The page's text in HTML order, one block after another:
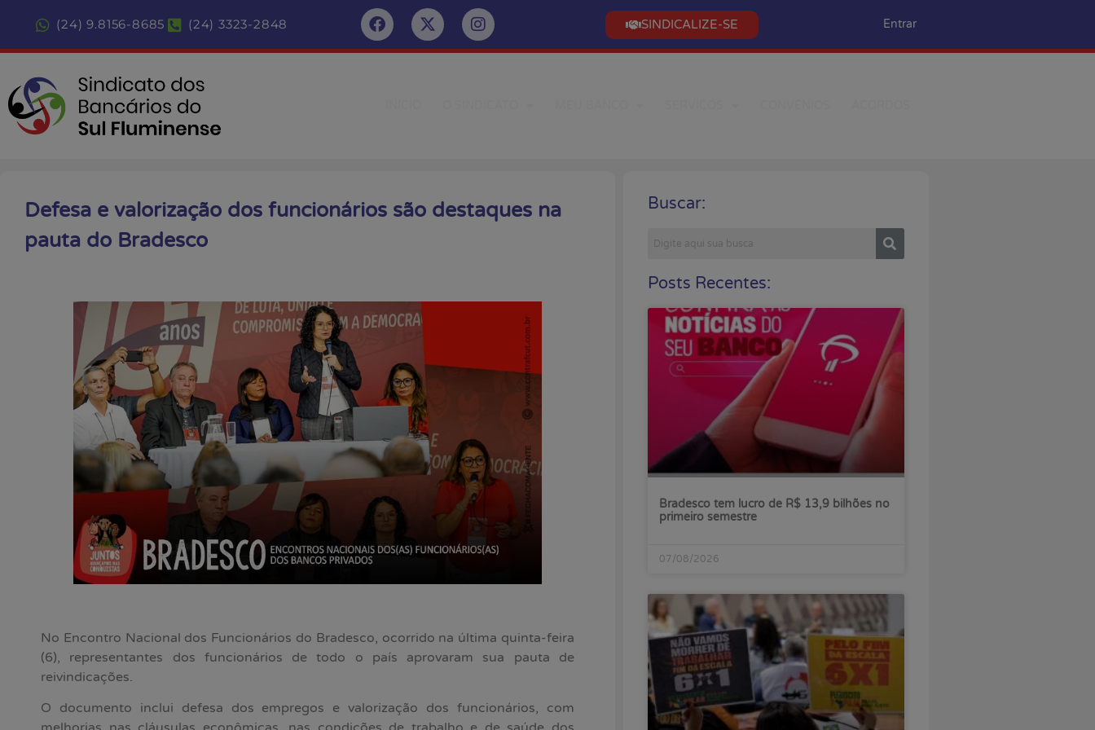
(24) 9.8156-8685 (24) 3323-2848 SINDICALIZE-SE Entrar
Defesa e valorização dos funcionários são destaques na
pauta do Bradesco
No Encontro Nacional dos Funcionários do Bradesco, ocorrido na última quinta-feira
(6), representantes dos funcionários de todo o país aprovaram sua pauta de
reivindicações.
O documento inclui defesa dos empregos e valorização dos funcionários, com
Buscar:
Posts Recentes:
Bradesco tem lucro de R$ 13,9 bilhões no
primeiro semestre
07/08/2026